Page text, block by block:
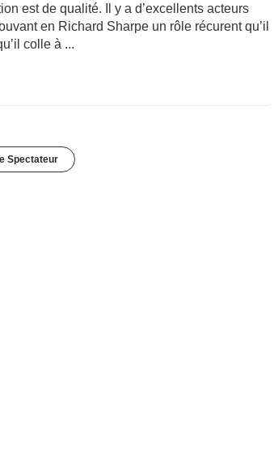
est de qualité. Il y a d’excellents acteurs
en Richard Sharpe un rôle récurent qu’il
colle à ...
Spectateur